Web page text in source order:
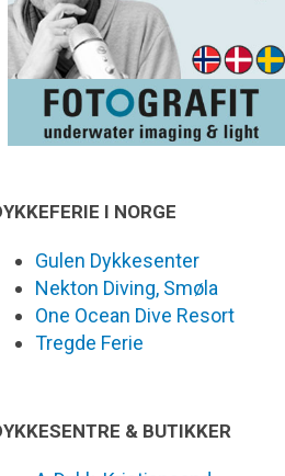
I NORGE
Gulen Dykkesenter
Nekton Diving, Smøla
One Ocean Dive Resort
Tregde Ferie
& BUTIKKER